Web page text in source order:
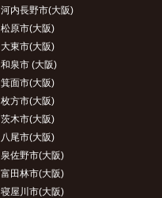
河内長野市(大阪)
松原市(大阪)
大東市(大阪)
和泉市 (大阪)
箕面市(大阪)
枚方市(大阪)
茨木市(大阪)
八尾市(大阪)
泉佐野市(大阪)
富田林市(大阪)
寝屋川市(大阪)